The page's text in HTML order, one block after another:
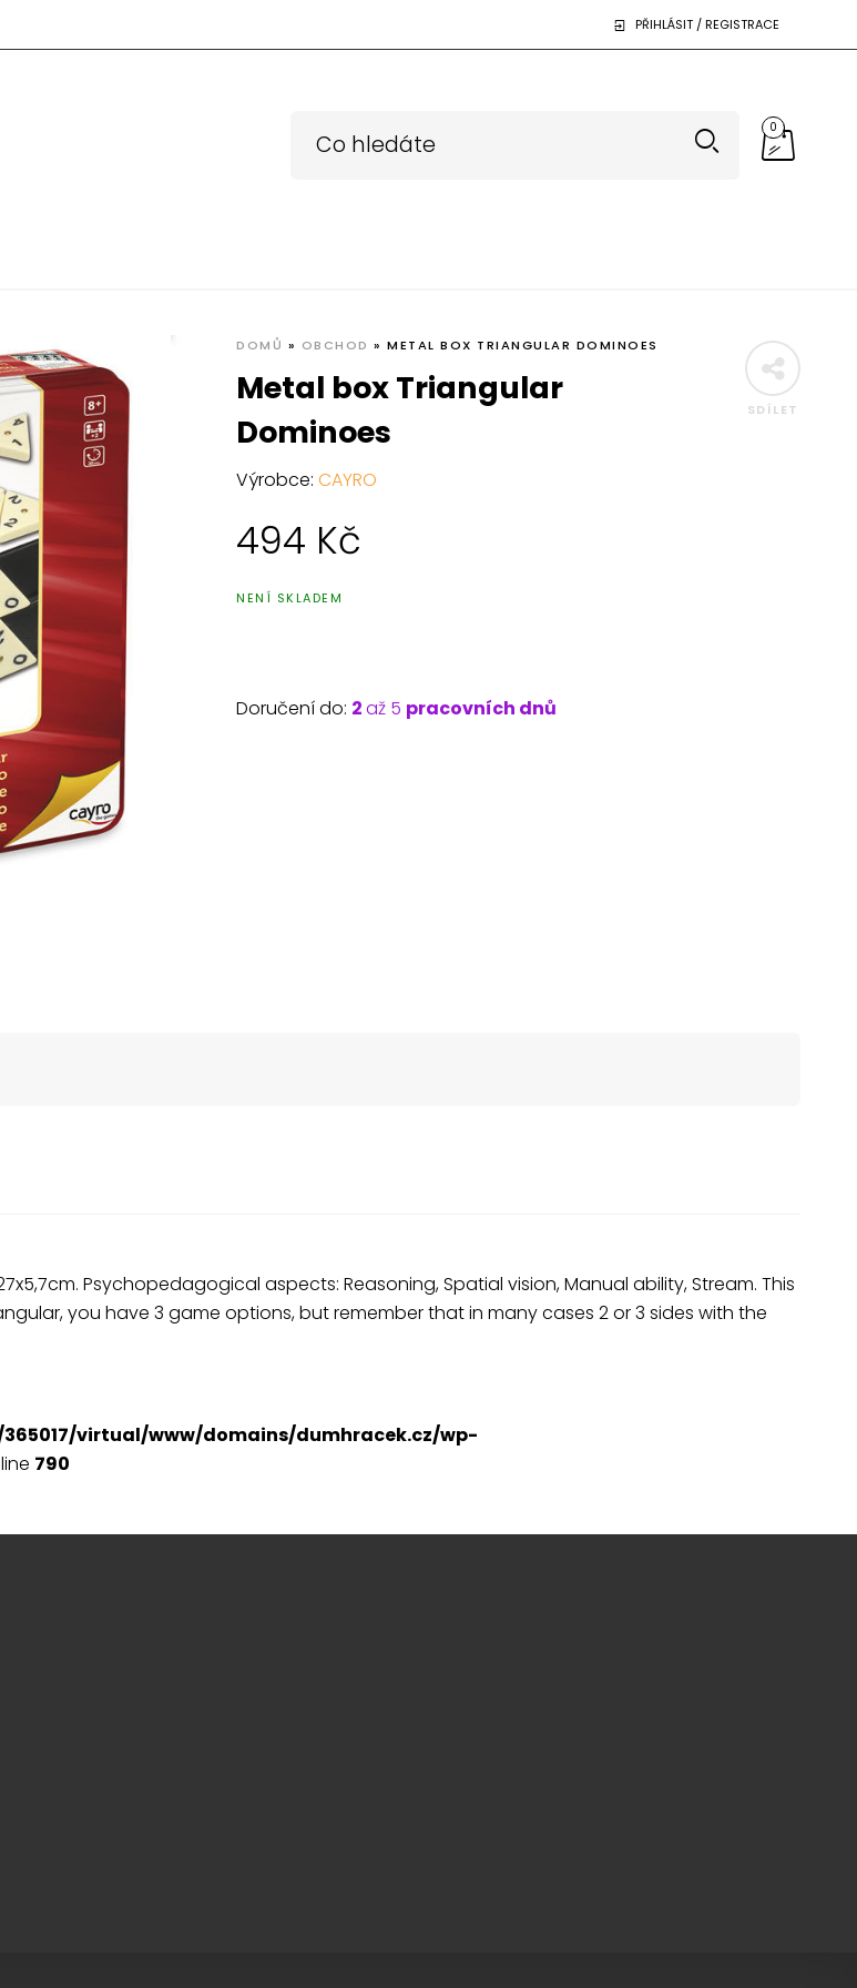
PŘIHLÁSIT / REGISTRACE
0
SDÍLET
DOMŮ » OBCHOD »METAL BOX TRIANGULAR DOMINOES
Metal box Triangular
Dominoes
Výrobce:CAYRO
494 Kč
NENÍ SKLADEM
Doručení do: 2až 5 pracovních dnů
Psychopedagogical aspects: Reasoning, Spatial vision, Manual ability, Stream. This
you have 3 game options, but remember that in many cases 2 or 3 sides with the
virtual/www/domains/dumhracek.cz/wp-
790